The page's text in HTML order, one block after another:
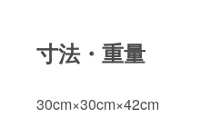
寸法・重量
30cm×30cm×42cm